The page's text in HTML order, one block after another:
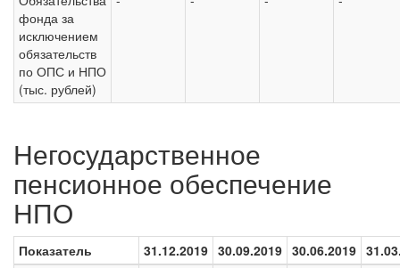
фонда за
исключением
обязательств
по ОПС и НПО
(тыс. рублей)
Негосударственное
пенсионное обеспечение
НПО
Показатель 31.12.2019 30.09.2019 30.06.2019